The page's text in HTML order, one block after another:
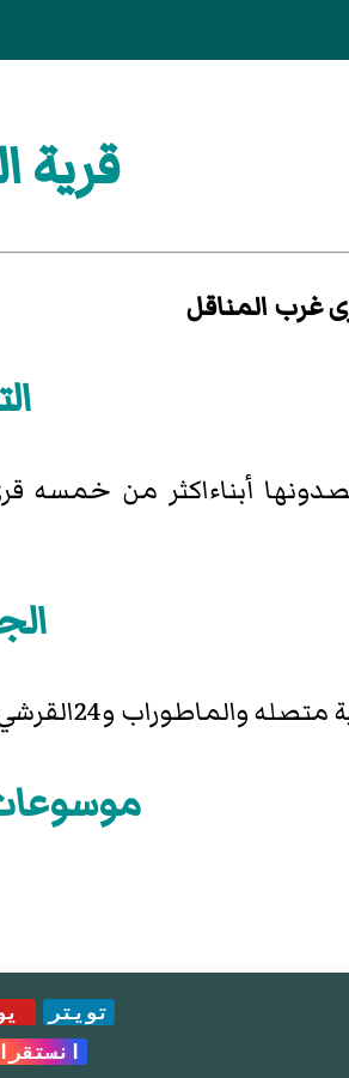
قرية
غرب المناقل
أبناءاكثر من خمسه
الحفائر ومن الغرب مشيرى ومن الجنوب شرفت
تويتر